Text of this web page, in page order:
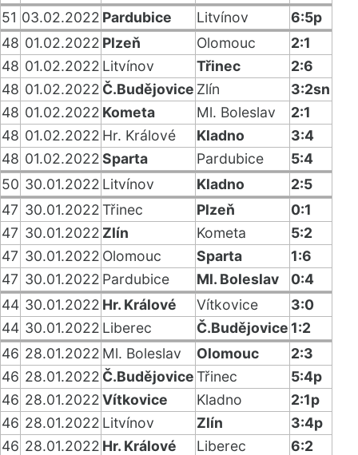
51 03.02.2022 Pardubice Litvínov
6:5p
48 01.02.2022 Plzeň Olomouc
2:1
48 01.02.2022 Litvínov Třinec
2:6
48 01.02.2022 Č.Budějovice Zlín
3:2sn
48 01.02.2022 Kometa Ml. Boleslav
2:1
48 01.02.2022 Hr. Králové Kladno
3:4
48 01.02.2022Sparta Pardubice
5:4
50 30.01.2022 Litvínov Kladno
2:5
47 30.01.2022Třinec Plzeň
0:1
47 30.01.2022 Zlín Kometa
5:2
47 30.01.2022 Olomouc Sparta
1:6
47 30.01.2022 Pardubice Ml. Boleslav
0:4
44 30.01.2022 Hr. Králové Vítkovice
3:0
44 30.01.2022 Liberec Č.Budějovice 1:2
46 28.01.2022 Ml. Boleslav Olomouc
2:3
46 28.01.2022 Č.BudějoviceTřinec
5:4p
46 28.01.2022Vítkovice Kladno
2:1p
46 28.01.2022 Litvínov Zlín
3:4p
46 28.01.2022 Hr. Králové Liberec
6:2